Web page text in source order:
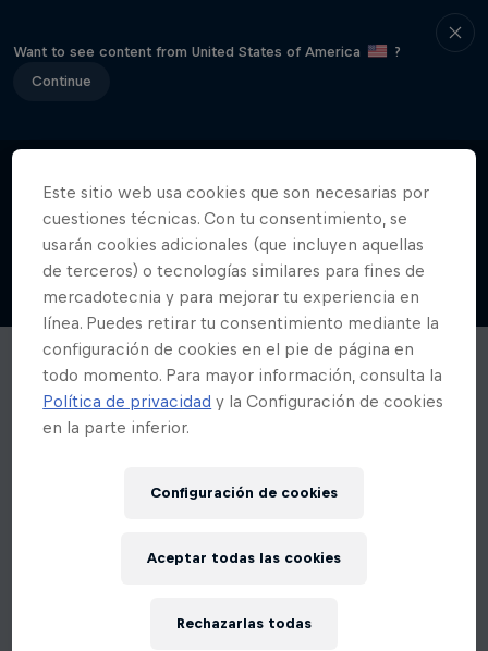
Want to see content from United States of America
?
Continue
Este sitio web usa cookies que son necesarias por
cuestiones técnicas. Con tu consentimiento, se
usarán cookies adicionales (que incluyen aquellas
de terceros) o tecnologías similares para fines de
mercadotecnia y para mejorar tu experiencia en
línea. Puedes retirar tu consentimiento mediante la
configuración de cookies en el pie de página en
todo momento. Para mayor información, consulta la
Política de privacidad y la Configuración de cookies
en la parte inferior.
Configuración de cookies
Rechazarlas todas
Aceptar todas las cookies